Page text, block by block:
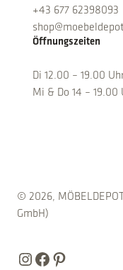
+43 677 62398093
Öffnungszeiten
Di 12.00 – 19.00
Mi & Do 14 – 19.00
© 2026,
GmbH)
Instagram
Facebook
Pinterest